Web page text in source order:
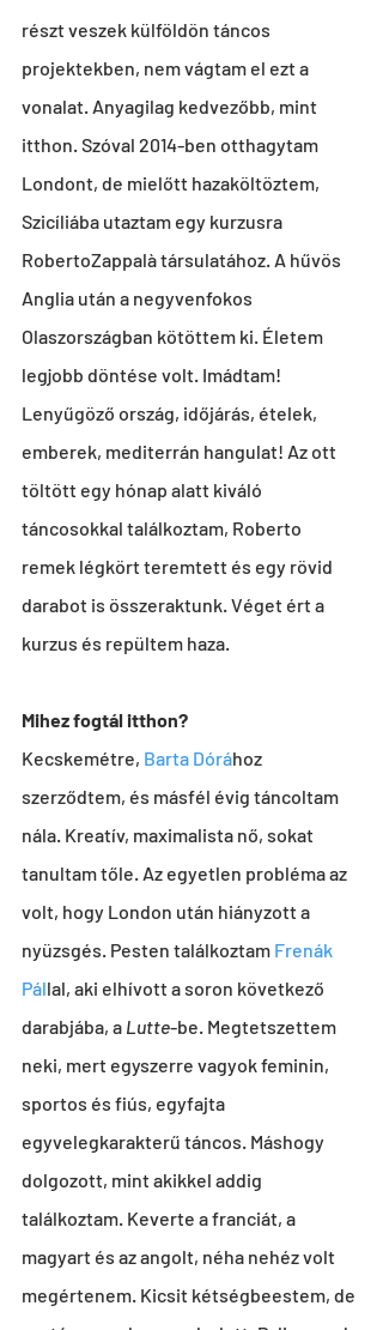
részt veszek külföldön táncos
projektekben, nem vágtam el ezt a
vonalat. Anyagilag kedvezőbb, mint
itthon. Szóval 2014-ben otthagytam
Londont, de mielőtt hazaköltöztem,
Szicíliába utaztam egy kurzusra
RobertoZappalà társulatához. A hűvös
Anglia után a negyvenfokos
Olaszországban kötöttem ki. Életem
legjobb döntése volt. Imádtam!
Lenyűgöző ország, időjárás, ételek,
emberek, mediterrán hangulat! Az ott
töltött egy hónap alatt kiváló
táncosokkal találkoztam, Roberto
remek légkört teremtett és egy rövid
darabot is összeraktunk. Véget ért a
kurzus és repültem haza.
Mihez fogtál itthon?
Kecskemétre, Barta Dórához
szerződtem, és másfél évig táncoltam
nála. Kreatív, maximalista nő, sokat
tanultam tőle. Az egyetlen probléma az
volt, hogy London után hiányzott a
nyüzsgés. Pesten találkoztam Frenák
Pállal, aki elhívott a soron következő
darabjába, a Lutte-be. Megtetszettem
neki, mert egyszerre vagyok feminin,
sportos és fiús, egyfajta
egyvelegkarakterű táncos. Máshogy
dolgozott, mint akikkel addig
találkoztam. Keverte a franciát, a
magyart és az angolt, néha nehéz volt
megértenem. Kicsit kétségbeestem, de